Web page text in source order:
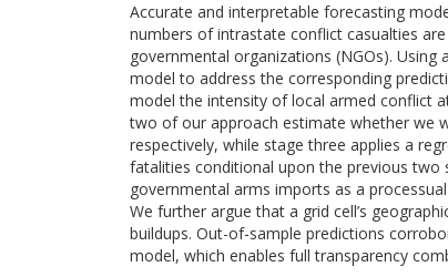
Accurate and interpretable forecasting
numbers of intrastate conflict casualties
governmental organizations (NGOs).
model to address the corresponding
model the intensity of local armed conflict
two of our approach estimate whether we
respectively, while stage three applies a
fatalities conditional upon the previous
governmental arms imports as a
We further argue that a grid cell’s
buildups. Out-of-sample predictions
model, which enables full transparency